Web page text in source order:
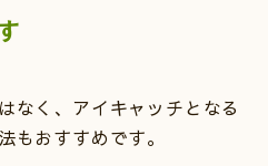
なく、アイキャッチとなる
もおすすめです。